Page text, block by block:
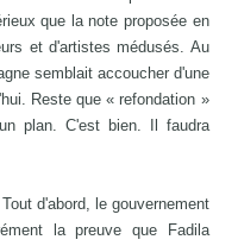
que la note proposée en
et d'artistes médusés. Au
semblait accoucher d'une
Reste que « refondation »
plan. C'est bien. Il faudra
d'abord, le gouvernement
la preuve que Fadila